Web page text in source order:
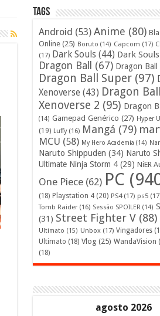
Tags
Android (53) Anime (80)
Online(25) Boruto (14) Capcom (17)
(17) Dark Souls(44) Dark
Dragon Ball (67) Dragon Ball
Dragon Ball Super(97)
Xenoverse (43) Dragon Ball
Xenoverse 2 (95) Dragon
(14) Gamepad Genérico (27) Hyper
(19) Luffy(16) Mangá (79)
MCU (58) My Hero Academia (14)
Naruto Shippuden (34) Naruto
Ultimate Ninja Storm 4(29) NiER
One Piece(62) PC
(18) Playstation 4(20) PS4(17) ps5
Tomb Raider(16) Sessão SPOILER(14)
(31) Street Fighter V(88)
Ultimato (15) Unbox(17) Vingadores
Ultimato (18) Vlog (25) WandaVision
(18)
agosto 2026